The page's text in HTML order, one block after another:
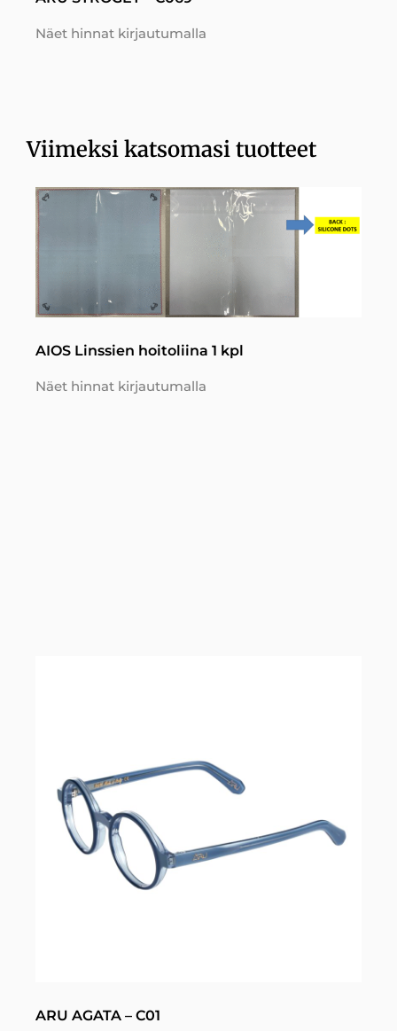
Näet hinnat kirjautumalla
Viimeksi katsomasi tuotteet
AIOS Linssien hoitoliina 1 kpl
Näet hinnat kirjautumalla
ARU AGATA – C01